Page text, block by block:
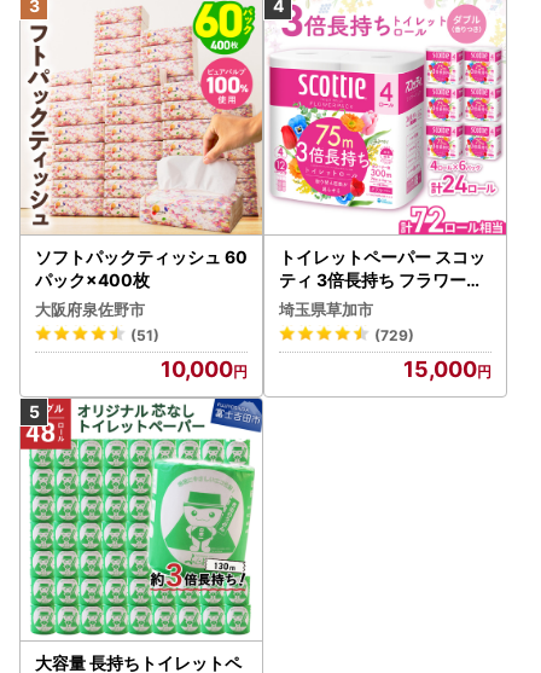
ソフトパックティッシュ 60
パック×400枚
大阪府泉佐野市
(51)
10,000
トイレットペーパー スコッ
ティ 3倍長持ち フラワーパ
ック 4ロール×6P
埼玉県草加市
(729)
15,000
大容量 長持ちトイレットペ